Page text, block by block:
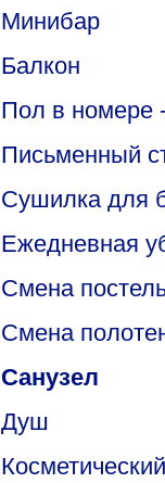
Минибар
Балкон
Пол в номере
Письменный
Сушилка для
Ежедневная
Cмена
Смена
Санузел
Душ